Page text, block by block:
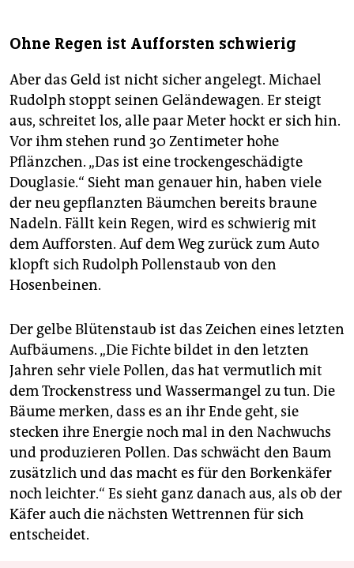
Ohne Regen ist Aufforsten schwierig
Aber das Geld ist nicht sicher angelegt. Michael
Rudolph stoppt seinen Geländewagen. Er steigt
aus, schreitet los, alle paar Meter hockt er sich hin.
Vor ihm stehen rund 30 Zentimeter hohe
Pflänzchen. „Das ist eine trockengeschädigte
Douglasie.“ Sieht man genauer hin, haben viele
der neu gepflanzten Bäumchen bereits braune
Nadeln. Fällt kein Regen, wird es schwierig mit
dem Aufforsten. Auf dem Weg zurück zum Auto
klopft sich Rudolph Pollenstaub von den
Hosenbeinen.
Der gelbe Blütenstaub ist das Zeichen eines letzten
Aufbäumens. „Die Fichte bildet in den letzten
Jahren sehr viele Pollen, das hat vermutlich mit
dem Trockenstress und Wassermangel zu tun. Die
Bäume merken, dass es an ihr Ende geht, sie
stecken ihre Energie noch mal in den Nachwuchs
und produzieren Pollen. Das schwächt den Baum
zusätzlich und das macht es für den Borkenkäfer
noch leichter.“ Es sieht ganz danach aus, als ob der
Käfer auch die nächsten Wettrennen für sich
entscheidet.